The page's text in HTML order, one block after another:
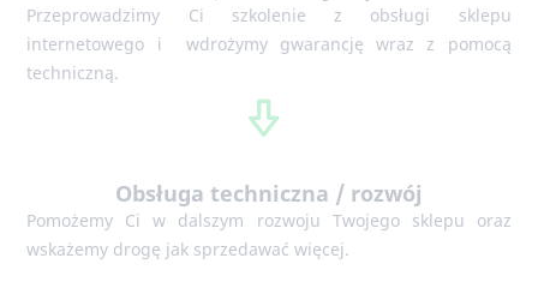
internetowego i wdrożymy gwarancję wraz z pomocą
techniczną.
Pomożemy Ci w dalszym rozwoju Twojego sklepu oraz
wskażemy drogę jak sprzedawać więcej.